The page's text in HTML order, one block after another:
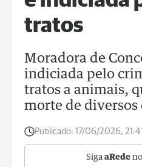
tratos
Moradora de
indiciada pelo
tratos a animais,
morte de diversos
Publicado: 17/06/2026, 21:41
Siga aRede